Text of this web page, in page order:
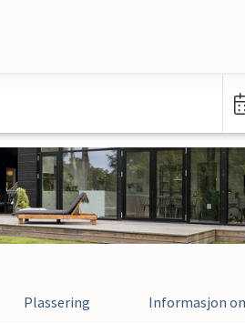
Plassering Informasjon